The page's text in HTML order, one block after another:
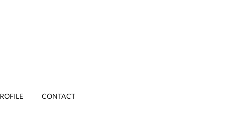
CONTACT